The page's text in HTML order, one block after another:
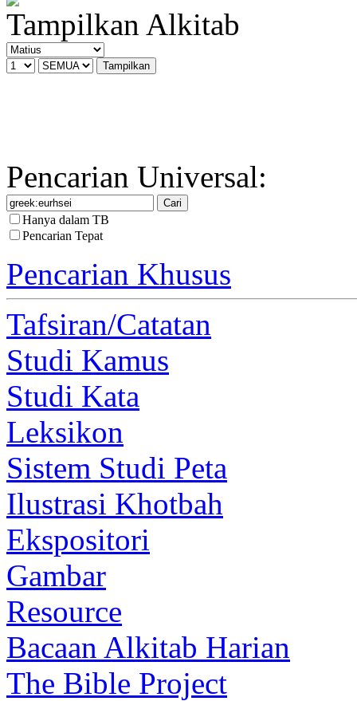
Tampilkan Alkitab
Pencarian Universal:
Hanya dalam TB
Pencarian Tepat
Pencarian Khusus
Tafsiran/Catatan
Studi Kamus
Studi Kata
Leksikon
Sistem Studi Peta
Ilustrasi Khotbah
Ekspositori
Gambar
Resource
Bacaan Alkitab Harian
The Bible Project